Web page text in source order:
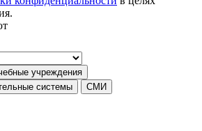
учреждения
системы
СМИ